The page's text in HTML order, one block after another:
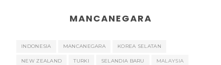
MANCANEGARA
INDONESIA MANCANEGARA KOREA SELATAN
NEW ZEALAND TURKI SELANDIA BARU MALAYSIA